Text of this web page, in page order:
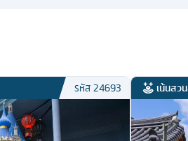
รหัส24693 เน้นสว